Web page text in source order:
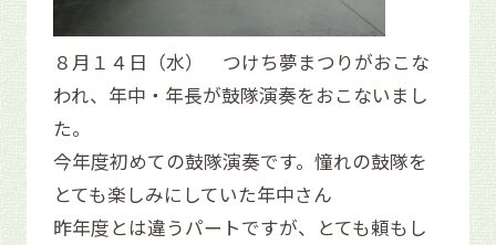
８月１４日（水） つけち夢まつりがおこな
われ、年中・年長が鼓隊演奏をおこないまし
た。
今年度初めての鼓隊演奏です。憧れの鼓隊を
とても楽しみにしていた年中さん
昨年度とは違うパートですが、とても頼もし